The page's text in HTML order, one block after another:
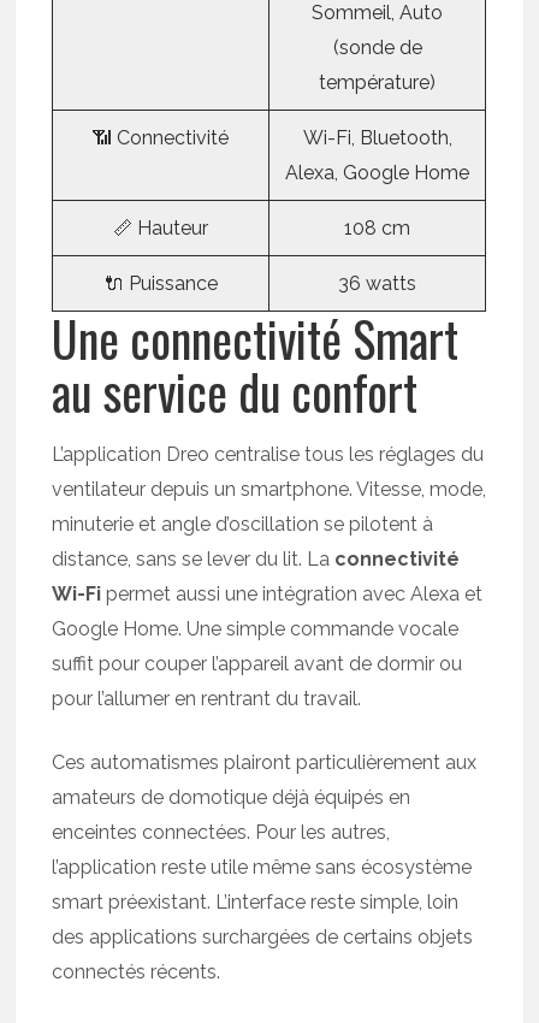
Sommeil, Auto
(sonde de
température)
📶 Connectivité
Wi-Fi, Bluetooth,
Alexa, Google Home
📏 Hauteur 108 cm
🔌 Puissance 36 watts
Une connectivité Smart
au service du confort
L’application Dreo centralise tous les réglages du
ventilateur depuis un smartphone. Vitesse, mode,
minuterie et angle d’oscillation se pilotent à
distance, sans se lever du lit. La connectivité
Wi-Fi permet aussi une intégration avec Alexa et
Google Home. Une simple commande vocale
suffit pour couper l’appareil avant de dormir ou
pour l’allumer en rentrant du travail.
Ces automatismes plairont particulièrement aux
amateurs de domotique déjà équipés en
enceintes connectées. Pour les autres,
l’application reste utile même sans écosystème
smart préexistant. L’interface reste simple, loin
des applications surchargées de certains objets
connectés récents.